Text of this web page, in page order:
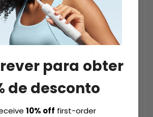
NOVO
para obter
de desconto
10% off first-order